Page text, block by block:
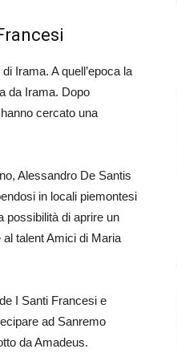
Irama. A quell’epoca la
da Irama. Dopo
cercato una
Alessandro De Santis
in locali piemontesi
possibilità di aprire un
talent Amici di Maria
I Santi Francesi e
ad Sanremo
da Amadeus.